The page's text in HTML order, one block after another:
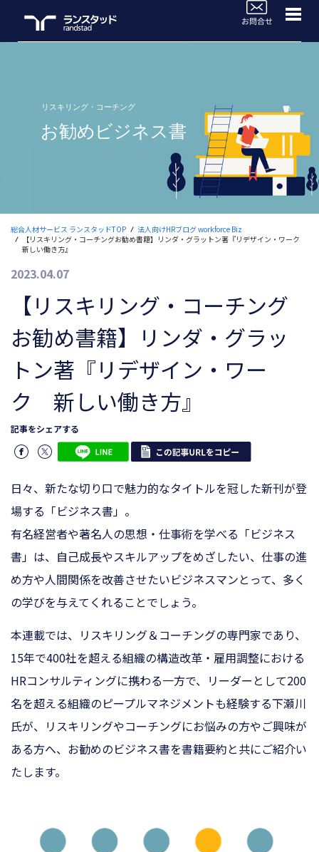
総合人材サービス ランスタッドTOP
法人向けHRブログ workforce Biz
【リスキリング・コーチングお勧め書籍】リンダ・グラットン著『リデザイン・ワーク
新しい働き方』
2023.04.07
【リスキリング・コーチング
お勧め書籍】リンダ・グラッ
トン著『リデザイン・ワー
ク 新しい働き方』
記事をシェアする
日々、新たな切り口で魅力的なタイトルを冠した新刊が登
場する「ビジネス書」。
有名経営者や著名人の思想・仕事術を学べる「ビジネス
書」は、自己成長やスキルアップをめざしたい、仕事の進
め方や人間関係を改善させたいビジネスマンとって、多く
の学びを与えてくれることでしょう。
本連載では、リスキリング＆コーチングの専門家であり、
15年で400社を超える組織の構造改革・ 雇用調整における
HRコンサルティングに携わる一方で、 リーダーとして200
名を超える組織のピープルマネジメントも経験する下瀬川
氏が、リスキリングやコーチングにお悩みの方やご興味が
ある方へ、お勧めのビジネス書を書籍要約と共にご紹介い
たします。
WorkforceBiz
活用事例
よくあるご質問
お役立ち情報